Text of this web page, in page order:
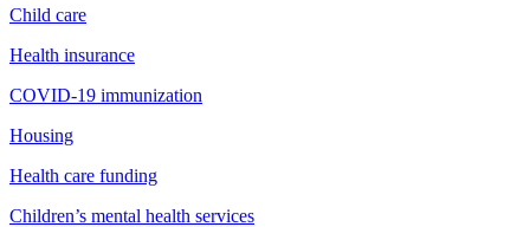
Child care
Health insurance
COVID-19 immunization
Housing
Health care funding
Children’s mental health services